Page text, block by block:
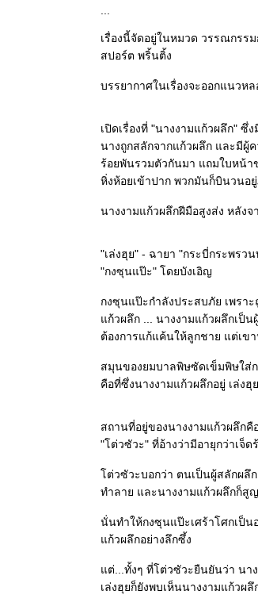
เรื่องนี้จัดอยู่ในหมวด วรรณกรร
สปอร์ต พริ้นติ้ง
บรรยากาศในเรื่องจะออกแนวห
เปิดเรื่องที่ "นางงามแก้วผลึก"
นางถูกสลักจากแก้วผลึก และมีผู้
ร้อยพันรวมตัวกันมา แถมใบหน้า
หิ่งห้อยเข้าปาก พวกมันก็บินวนอ
นางงามแก้วผลึกฝีมือสูงส่ง หลัง
"เล่งฮุย" - ฉายา "กระบี่กระพรว
"กงซุนแป๊ะ" โดยบังเอิญ
กงซุนแป๊ะกำลังประสบภัย เพรา
ก้วผลึก ... นางงามแก้วผลึกเป็น
ต้องการแก้แค้นให้ลูกชาย แต่เข
สมุนของยมบาลพิษซัดเข็มพิษใส่
คือที่ซึ่งนางงามแก้วผลึกอยู่ เล่ง
สถานที่อยู่ของนางงามแก้วผลึก
"โต่วซัวะ" ที่อ้างว่ามีอายุกว่าเจ็ด
ต่วซัวะบอกว่า ตนเป็นผู้สลักผลึ
ทำลาย และนางงามแก้วผลึกก็สู
นั่นทำให้กงซุนแป๊ะเศร้าโศกเป็น
ก้วผลึกอย่างลึกซึ้ง
ต่...ทั้งๆ ที่โต่วซัวะยืนยันว่า นา
เล่งฮุยก็ยังพบเห็นนางงามแก้วผลึ